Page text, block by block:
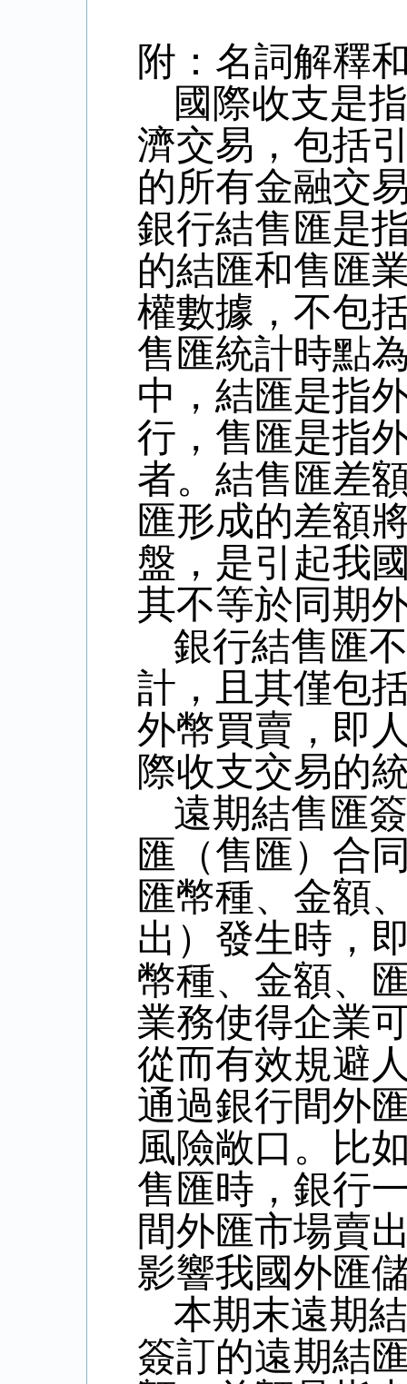
附：名詞解釋
國際收支是
濟交易，包括
的所有金融交
銀行結售匯是
的結匯和售匯
權數據，不包
售匯統計時點
中，結匯是指
行，售匯是指
者。結售匯差
匯形成的差額
盤，是引起我
其不等於同期
銀行結售匯
計，且其僅包
外幣買賣，即
際收支交易的
遠期結售匯
匯（售匯）合
匯幣種、金額
出）發生時，
幣種、金額、
業務使得企業
從而有效規避
通過銀行間外
風險敞口。比
售匯時，銀行
間外匯市場賣
影響我國外匯
本期末遠期
簽訂的遠期結